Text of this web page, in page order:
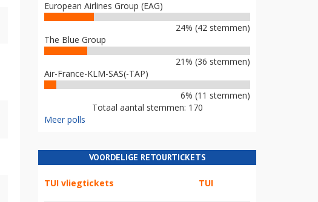
European Airlines Group (EAG)
24% (42 stemmen)
The Blue Group
21% (36 stemmen)
Air-France-KLM-SAS(-TAP)
6% (11 stemmen)
Totaal aantal stemmen: 170
Meer polls
VOORDELIGE RETOURTICKETS
TUI vliegtickets TUI